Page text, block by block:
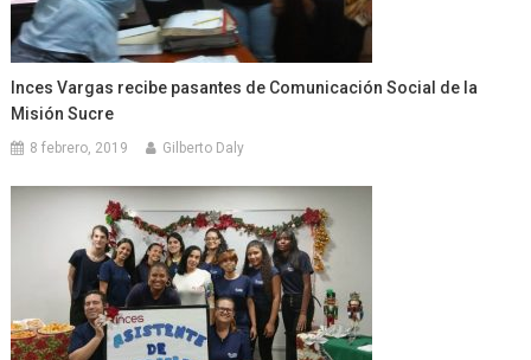
Inces Vargas recibe pasantes de Comunicación Social de la
Misión Sucre
8 febrero, 2019 Gilberto Daly